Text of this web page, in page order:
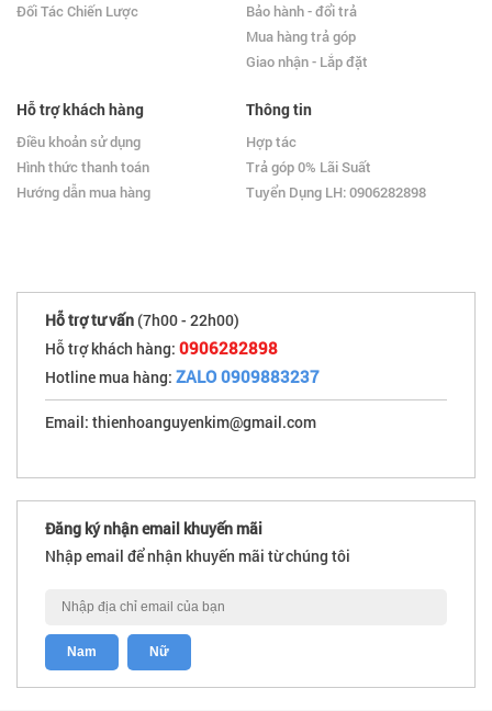
Đối Tác Chiến Lược
Bảo hành - đổi trả
Mua hàng trả góp
Giao nhận - Lắp đặt
Hỗ trợ khách hàng
Điều khoản sử dụng
Hình thức thanh toán
Hướng dẫn mua hàng
Thông tin
Hợp tác
Trả góp 0% Lãi Suất
Tuyển Dụng LH: 0906282898
Hỗ trợ tư vấn (7h00 - 22h00)
Hỗ trợ khách hàng: 0906282898
Hotline mua hàng: ZALO 0909883237
Email: thienhoanguyenkim@gmail.com
Đăng ký nhận email khuyến mãi
Nhập email để nhận khuyến mãi từ chúng tôi